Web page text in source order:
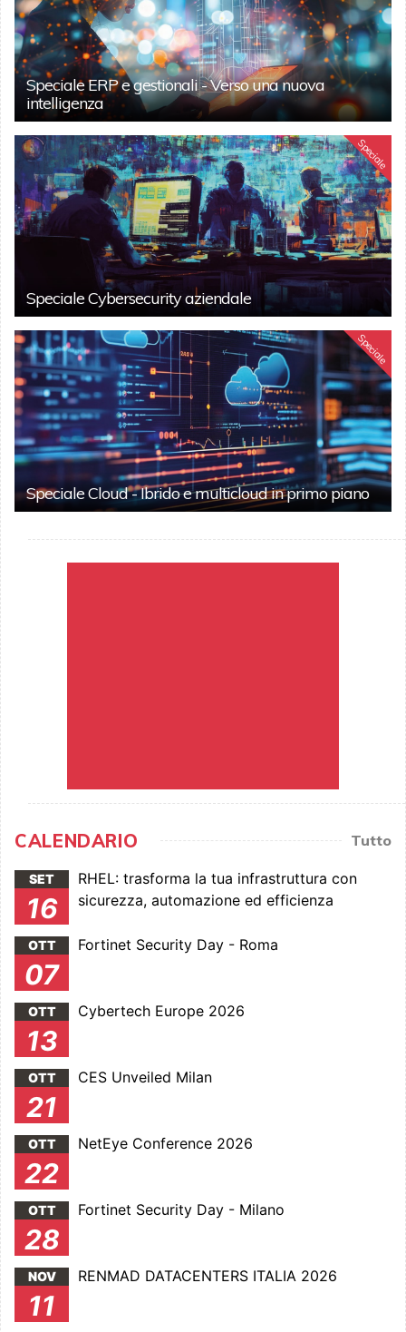
Speciale ERP e gestionali - Verso una nuova
intelligenza
Speciale
Speciale Cybersecurity aziendale
Speciale
Speciale Cloud - Ibrido e multicloud in primo piano
CALENDARIO Tutto
SET
16
RHEL: trasforma la tua infrastruttura con
sicurezza, automazione ed efficienza
OTT
07
Fortinet Security Day - Roma
OTT
13
Cybertech Europe 2026
OTT
21
CES Unveiled Milan
OTT
22
NetEye Conference 2026
OTT
28
Fortinet Security Day - Milano
NOV
11
RENMAD DATACENTERS ITALIA 2026